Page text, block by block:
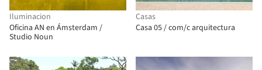
Iluminacion
Oficina AN en Ámsterdam /
Studio Noun
Casas
Casa 05 / com/c arquitectura